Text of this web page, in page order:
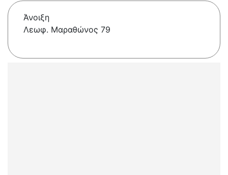
Άνοιξη
Λεωφ. Μαραθώνος 79